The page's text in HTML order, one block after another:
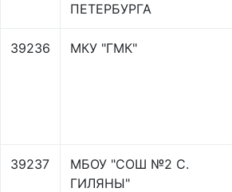
ПЕТЕРБУРГА
39236 МКУ "ГМК"
39237
МБОУ "СОШ №2 С.
ГИЛЯНЫ"